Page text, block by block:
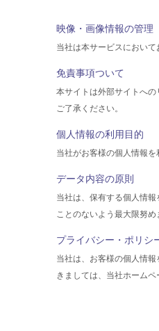
映像・画像情報の管理
当社は本サービスにおい
免責事項ついて
本サイトは外部サイトへ
ご了承ください。
個人情報の利用目的
当社がお客様の個人情報
データ内容の原則
当社は、保有する個人情
ことのないよう最大限努め
プライバシー・ポリシ
当社は、お客様の個人情
きましては、当社ホームペ